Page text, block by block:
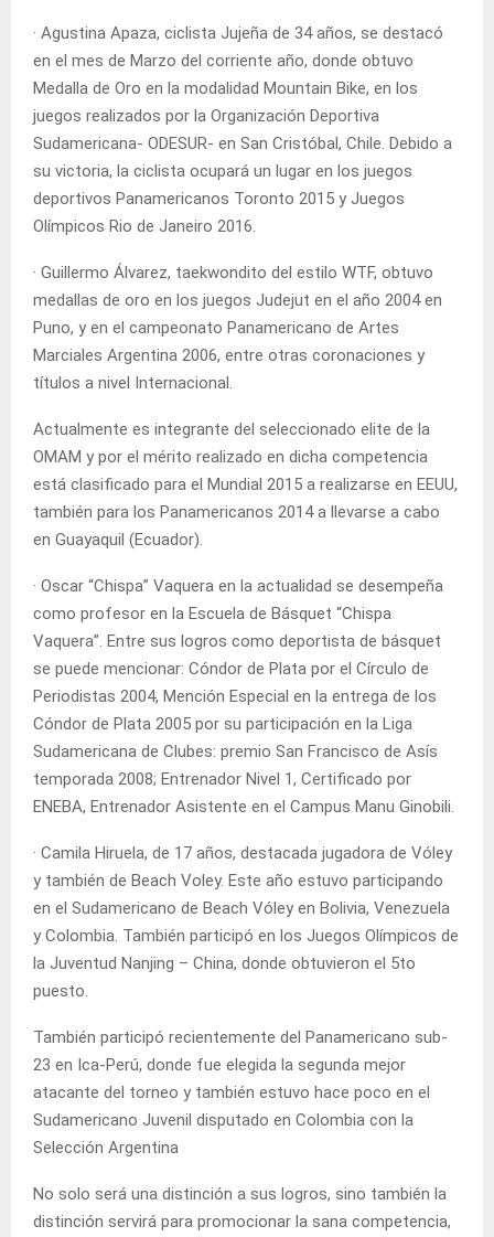
· Agustina Apaza, ciclista Jujeña de 34 años, se destacó
en el mes de Marzo del corriente año, donde obtuvo
Medalla de Oro en la modalidad Mountain Bike, en los
juegos realizados por la Organización Deportiva
Sudamericana- ODESUR- en San Cristóbal, Chile. Debido a
su victoria, la ciclista ocupará un lugar en los juegos
deportivos Panamericanos Toronto 2015 y Juegos
Olímpicos Rio de Janeiro 2016.
· Guillermo Álvarez, taekwondito del estilo WTF, obtuvo
medallas de oro en los juegos Judejut en el año 2004 en
Puno, y en el campeonato Panamericano de Artes
Marciales Argentina 2006, entre otras coronaciones y
títulos a nivel Internacional.
Actualmente es integrante del seleccionado elite de la
OMAM y por el mérito realizado en dicha competencia
está clasificado para el Mundial 2015 a realizarse en EEUU,
también para los Panamericanos 2014 a llevarse a cabo
en Guayaquil (Ecuador).
· Oscar “Chispa” Vaquera en la actualidad se desempeña
como profesor en la Escuela de Básquet “Chispa
Vaquera”. Entre sus logros como deportista de básquet
se puede mencionar: Cóndor de Plata por el Círculo de
Periodistas 2004, Mención Especial en la entrega de los
Cóndor de Plata 2005 por su participación en la Liga
Sudamericana de Clubes: premio San Francisco de Asís
temporada 2008; Entrenador Nivel 1, Certificado por
ENEBA, Entrenador Asistente en el Campus Manu Ginobili.
· Camila Hiruela, de 17 años, destacada jugadora de Vóley
y también de Beach Voley. Este año estuvo participando
en el Sudamericano de Beach Vóley en Bolivia, Venezuela
y Colombia. También participó en los Juegos Olímpicos de
la Juventud Nanjing – China, donde obtuvieron el 5to
puesto.
También participó recientemente del Panamericano sub-
23 en Ica-Perú, donde fue elegida la segunda mejor
atacante del torneo y también estuvo hace poco en el
Sudamericano Juvenil disputado en Colombia con la
Selección Argentina
No solo será una distinción a sus logros, sino también la
distinción servirá para promocionar la sana competencia,